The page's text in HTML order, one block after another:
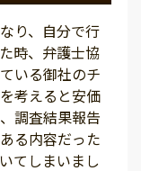
り、自分で行
時、弁護士協
いる御社のチ
考えると安価
調査結果報告
る内容だった
てしまいまし